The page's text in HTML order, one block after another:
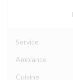
Service
Ambiance
Cuisine